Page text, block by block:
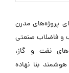
در اجرای پروژه‌های مدرن
و فاضلاب صنعتی
نفت و گاز،
بنا نهاده